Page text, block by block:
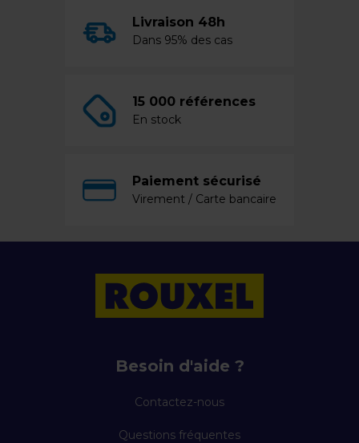
Livraison 48h
Dans 95% des cas
15 000 références
En stock
Paiement sécurisé
Virement / Carte bancaire
Besoin d'aide ?
Contactez-nous
Questions fréquentes